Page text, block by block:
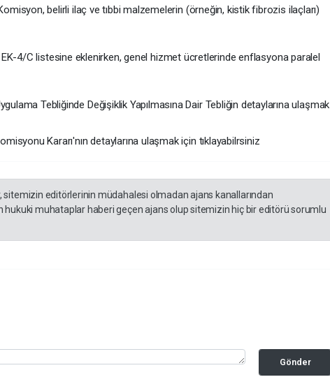
belirli ilaç ve tıbbi malzemelerin (örneğin, kistik fibrozis ilaçları)
4/C listesine eklenirken, genel hizmet ücretlerinde enflasyona paralel
Tebliğinde Değişiklik Yapılmasına Dair Tebliğin detaylarına ulaşmak
Kararı'nın detaylarına ulaşmak için tıklayabilrsiniz
sitemizin editörlerinin müdahalesi olmadan ajans kanallarından
hukuki muhataplar haberi geçen ajans olup sitemizin hiç bir editörü sorumlu
Gönder